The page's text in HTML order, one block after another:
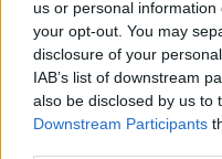
us or personal
your opt-out. You may
disclosure of your
IAB’s list of downstream
also be disclosed by us to
Downstream Participants